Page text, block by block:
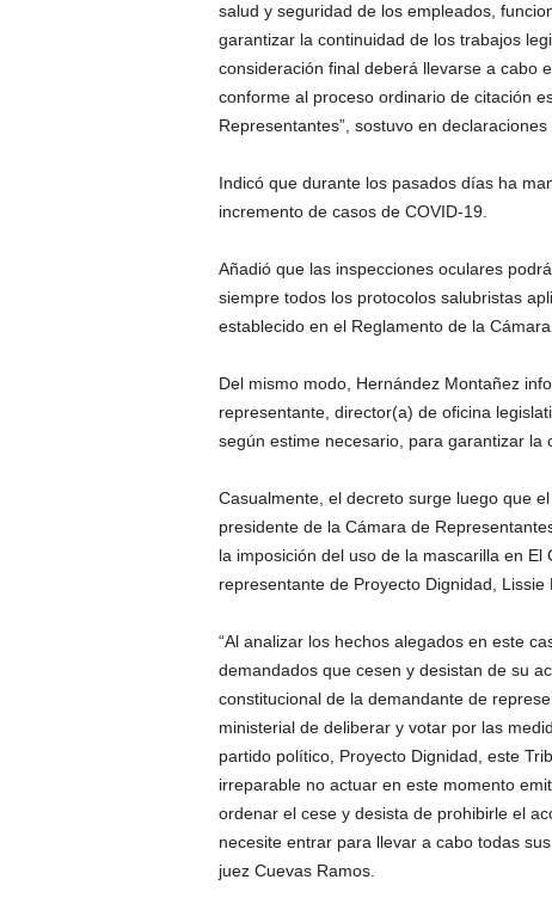
salud y seguridad de los empleados,
garantizar la continuidad de los trabajos
consideración final deberá llevarse a cabo
conforme al proceso ordinario de citación
Representantes”, sostuvo en declaraciones
Indicó que durante los pasados días ha
incremento de casos de COVID-19.
Añadió que las inspecciones oculares
siempre todos los protocolos salubristas
establecido en el Reglamento de la
Del mismo modo, Hernández Montañez
representante, director(a) de oficina
según estime necesario, para garantizar la
Casualmente, el decreto surge luego que
presidente de la Cámara de
la imposición del uso de la mascarilla en
representante de Proyecto Dignidad, Lissie
“Al analizar los hechos alegados en este
demandados que cesen y desistan de su
constitucional de la demandante de
ministerial de deliberar y votar por las
partido político, Proyecto Dignidad, este
irreparable no actuar en este momento
ordenar el cese y desista de prohibirle el
necesite entrar para llevar a cabo todas
juez Cuevas Ramos.